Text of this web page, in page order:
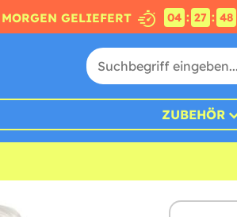
GELIEFERT 04 : 27 : 47
ZUBEHÖR